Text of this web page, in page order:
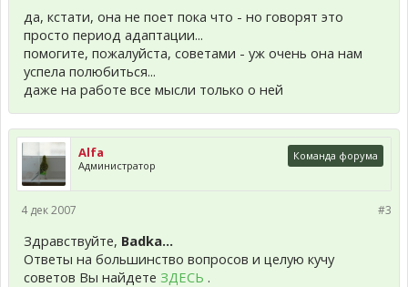
да, кстати, она не поет пока что - но говорят это
просто период адаптации...
помогите, пожалуйста, советами - уж очень она нам
успела полюбиться...
даже на работе все мысли только о ней
Alfa
Администратор
Команда форума
#3
4 дек 2007
Здравствуйте, Badka...
Ответы на большинство вопросов и целую кучу
советов Вы найдете ЗДЕСЬ .